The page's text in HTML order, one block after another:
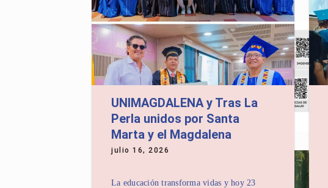
UNIMAGDALENA y Tras La
Perla unidos por Santa
Marta y el Magdalena
julio 16, 2026
La educación transforma vidas y hoy 23